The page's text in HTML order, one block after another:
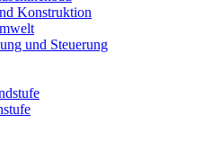
Konstruktion
und Steuerung